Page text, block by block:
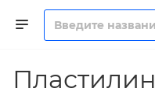
Пластилин